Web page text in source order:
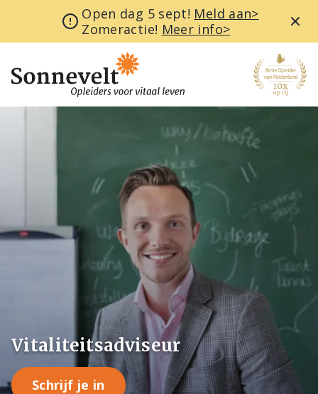
Open dag 5 sept! Meld aan>
Zomeractie! Meer info>
Vitaliteitsadviseur
Schrijf je in